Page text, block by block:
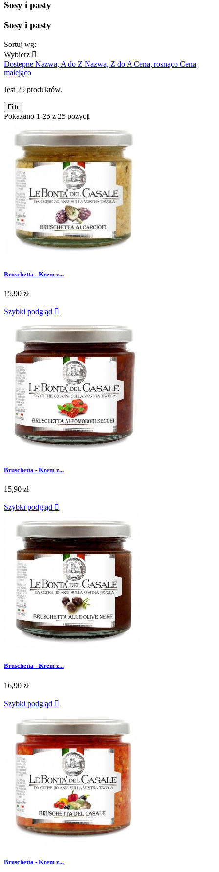
Sosy i pasty
Sosy i pasty
Sortuj wg:
Wybierz 
Dostępne Nazwa, A do Z Nazwa, Z do A Cena, rosnąco Cena,
malejąco
Jest 25 produktów.
Filtr
Pokazano 1-25 z 25 pozycji
Bruschetta - Krem z...
15,90 zł
Szybki podgląd 
Bruschetta - Krem z...
15,90 zł
Szybki podgląd 
Bruschetta - Krem z...
16,90 zł
Szybki podgląd 
Bruschetta - Krem z...